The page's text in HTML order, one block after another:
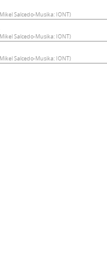
Salcedo-Musika: IONT)
Salcedo-Musika: IONT)
Salcedo-Musika: IONT)